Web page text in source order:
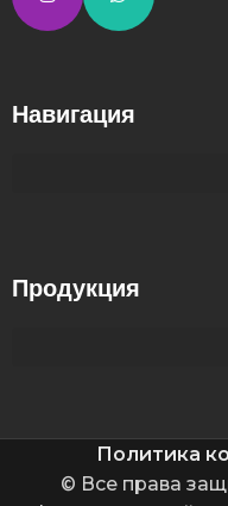
Навигация
Продукция
Политика
© Все права